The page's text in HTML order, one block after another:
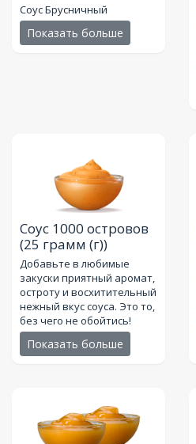
Соус Брусничный
Показать больше
Соус 1000 островов
(25 грамм (г))
Добавьте в любимые
закуски приятный аромат,
остроту и восхитительный
нежный вкус соуса. Это то,
без чего не обойтись!
Показать больше